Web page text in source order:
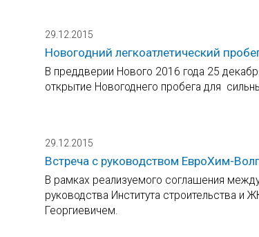
29.12.2015
Новогодний легкоатлетический
В преддверии Нового 2016 года 25
открытие Новогоднего пробега для
29.12.2015
Встреча с руководством ЕвроХим-
В рамках реализуемого соглашения
руководства Института строительства
Георгиевичем.